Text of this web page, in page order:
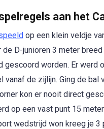
aan het
op een klein veldje
de D-junioren 3 meter
gescoord worden. Er werd
vanaf de zijlijn. Ging de
kon er nooit direct
op een vast punt 15
wedstrijd won kreeg je